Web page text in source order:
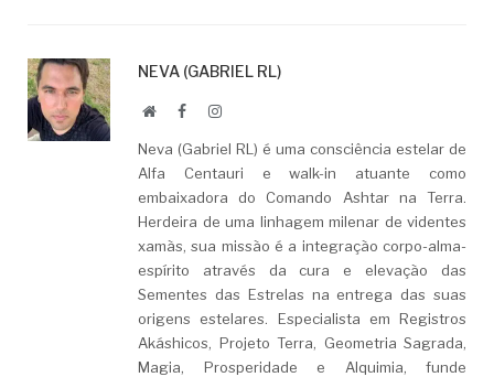
NEVA (GABRIEL RL)
WebsiteFacebookLinkedIn
Neva (Gabriel RL) é uma consciência estelar de
Alfa Centauri e walk-in atuante como
embaixadora do Comando Ashtar na Terra.
Herdeira de uma linhagem milenar de videntes
xamãs, sua missão é a integração corpo-alma-
espírito através da cura e elevação das
Sementes das Estrelas na entrega das suas
origens estelares. Especialista em Registros
Akáshicos, Projeto Terra, Geometria Sagrada,
Magia, Prosperidade e Alquimia, funde